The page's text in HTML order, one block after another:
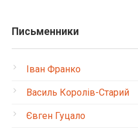
Письменники
Іван Франко
Василь Королів-Старий
Євген Гуцало